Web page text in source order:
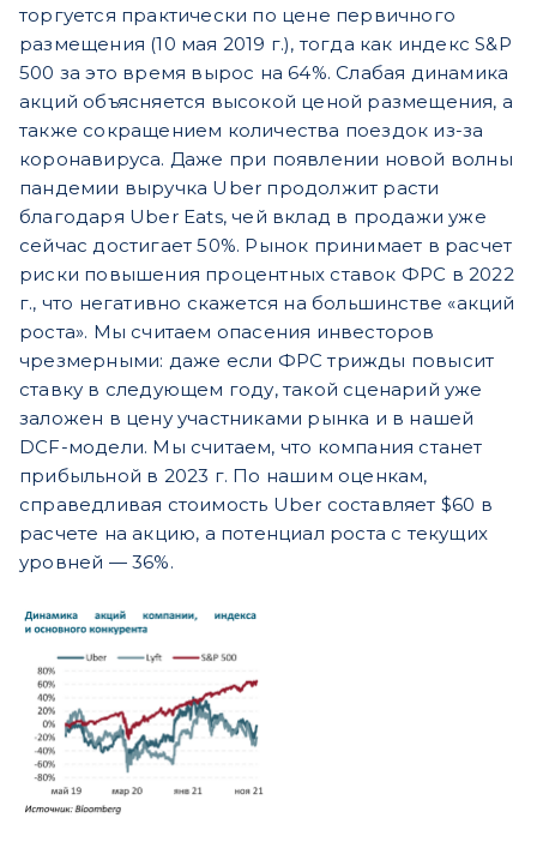
торгуется практически по цене первичного
размещения (10 мая 2019 г.), тогда как индекс S&P
500 за это время вырос на 64%. Слабая динамика
акций объясняется высокой ценой размещения, а
также сокращением количества поездок из-за
коронавируса. Даже при появлении новой волны
пандемии выручка Uber продолжит расти
благодаря Uber Eats, чей вклад в продажи уже
сейчас достигает 50%. Рынок принимает в расчет
риски повышения процентных ставок ФРС в 2022
г., что негативно скажется на большинстве «акций
роста». Мы считаем опасения инвесторов
чрезмерными: даже если ФРС трижды повысит
ставку в следующем году, такой сценарий уже
заложен в цену участниками рынка и в нашей
DCF-модели. Мы считаем, что компания станет
прибыльной в 2023 г. По нашим оценкам,
справедливая стоимость Uber составляет $60 в
расчете на акцию, а потенциал роста с текущих
уровней — 36%.